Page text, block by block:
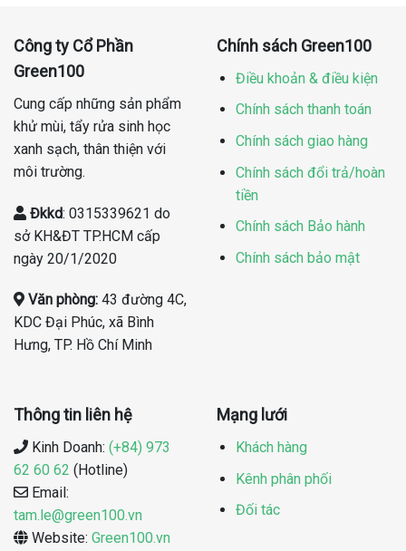
Công ty Cổ Phần
Green100
Cung cấp những sản phẩm
khử mùi, tẩy rửa sinh học
xanh sạch, thân thiện với
môi trường.
Đkkd: 0315339621 do
sở KH&ĐT TP.HCM cấp
ngày 20/1/2020
Văn phòng: 43 đường 4C,
KDC Đại Phúc, xã Bình
Hưng, TP. Hồ Chí Minh
Chính sách Green100
Điều khoản & điều kiện
Chính sách thanh toán
Chính sách giao hàng
Chính sách đổi trả/hoàn
tiền
Chính sách Bảo hành
Chính sách bảo mật
Thông tin liên hệ
Kinh Doanh: (+84) 973
62 60 62 (Hotline)
Email:
tam.le@green100.vn
Website: Green100.vn
Mạng lưới
Khách hàng
Kênh phân phối
Đối tác